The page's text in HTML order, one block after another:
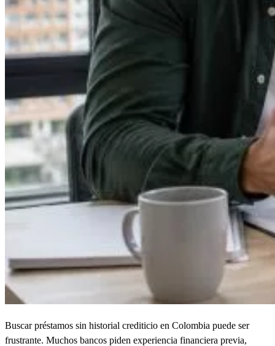
Buscar préstamos sin historial crediticio en Colombia puede ser
frustrante. Muchos bancos piden experiencia financiera previa,